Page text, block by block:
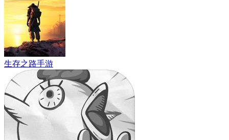
生存之路手游